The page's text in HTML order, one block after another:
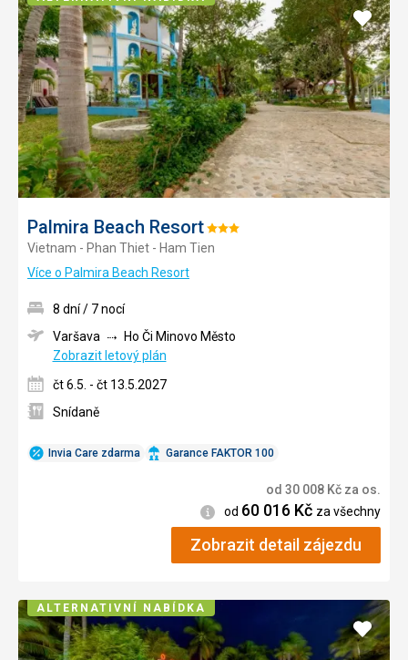
Palmira Beach ResortHodnocení:
3/5
Vietnam - Phan Thiet - Ham Tien
Více o Palmira Beach Resort
Přidat
do
Invia Care zdarma Garance FAKTOR 100
8 dní / 7 nocí
Varšava
Ho Či Minovo Město
Zobrazit letový plán
čt 6.5. - čt 13.5.2027
Snídaně
od 30 008 Kč za os.
Informace
od 60 016 Kč za všechny
Zobrazit detail zájezdu
Přidat
do
ALTERNATIVNÍ NABÍDKA